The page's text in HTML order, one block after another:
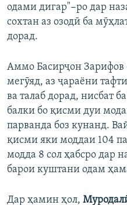
одами дигар"−ро дар
сохтан аз озодӣ ба
дорад.
Аммо Басирҷон Зарифов
мегӯяд, аз ҷараёни
ва талаб дорад, нисбат
балки бо қисми дуи
парванда боз кунанд.
қисми яки моддаи 104
модда 8 сол ҳабсро дар
барои куштани одам
Дар ҳамин ҳол,